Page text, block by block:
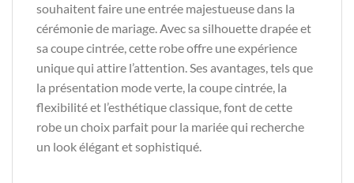
souhaitent faire une entrée majestueuse dans la
cérémonie de mariage. Avec sa silhouette drapée et
sa coupe cintrée, cette robe offre une expérience
unique qui attire l’attention. Ses avantages, tels que
la présentation mode verte, la coupe cintrée, la
flexibilité et l’esthétique classique, font de cette
robe un choix parfait pour la mariée qui recherche
un look élégant et sophistiqué.